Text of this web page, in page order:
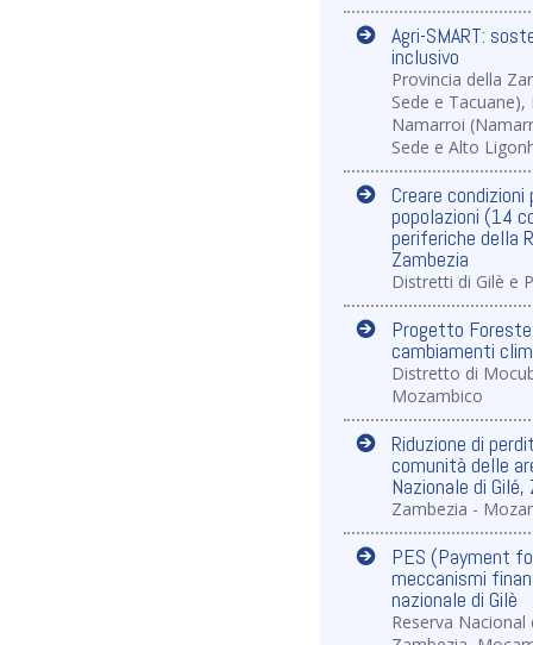
Agri-SMART:
inclusivo
Provincia della
Sede e
Namarroi
Sede e Alto
Creare
popolazioni (14
periferiche della
Zambezia
Distretti di Gilè e
Progetto
cambiamenti
Distretto di
Mozambico
Riduzione di
comunità delle
Nazionale di
Zambezia -
PES (Payment
meccanismi
nazionale di Gilè
Reserva